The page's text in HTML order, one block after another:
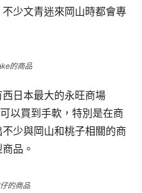
少文青迷來岡山時都會專
的商品
日本最大的永旺商場
以買到手軟，特別是在商
少與岡山和桃子相關的商
品。
的商品